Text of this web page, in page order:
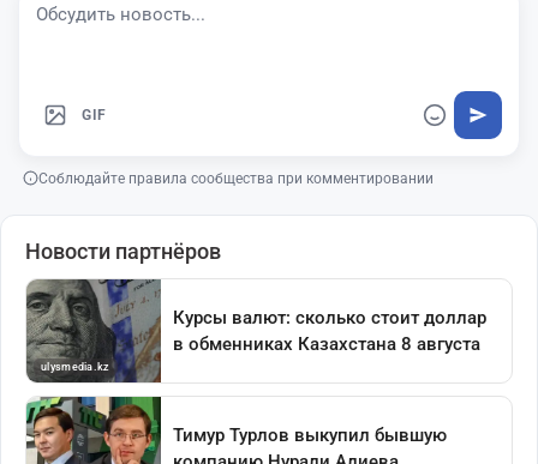
GIF
Соблюдайте правила сообщества при комментировании